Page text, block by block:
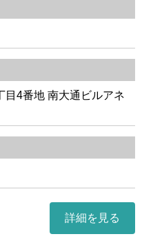
目4番地 南大通ビルアネ
詳細を見る